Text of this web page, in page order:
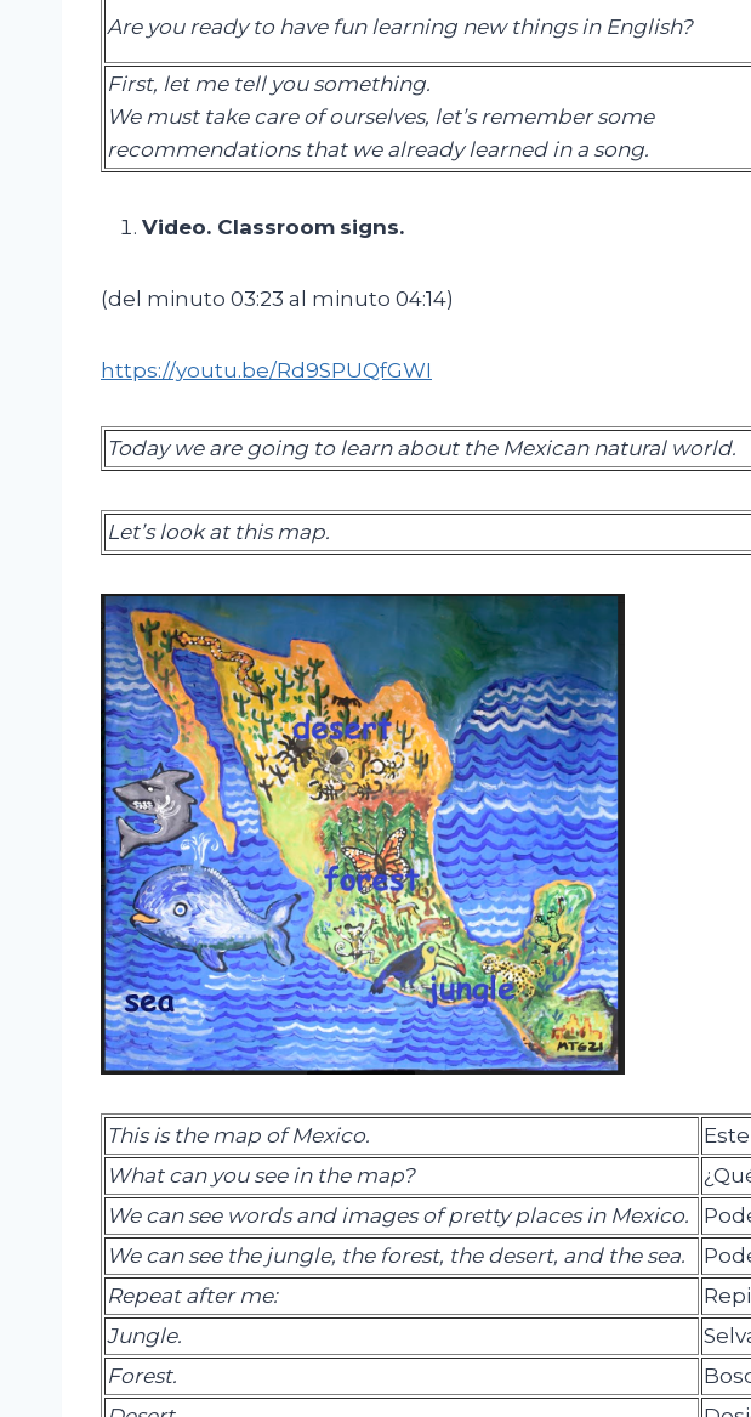
Are you ready to have fun learning new things in English?
First, let me tell you something.
We must take care of ourselves, let’s remember some
recommendations that we already learned in a song.
Video. Classroom signs.
(del minuto 03:23 al minuto 04:14)
https://youtu.be/Rd9SPUQfGWI
Today we are going to learn about the Mexican natural world.
Let’s look at this map.
This is the map of Mexico.
What can you see in the map?
We can see words and images of pretty places in Mexico.
We can see the jungle, the forest, the desert, and the sea.
Repeatafter me:
Jungle.
Forest.